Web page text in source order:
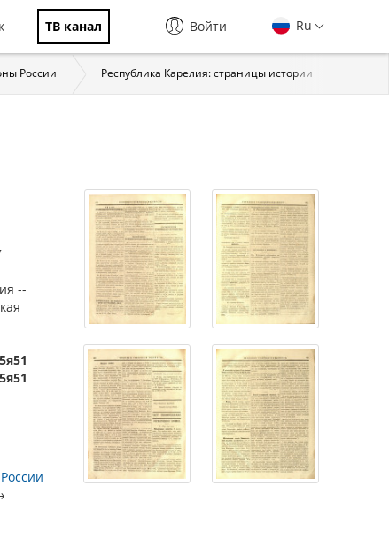
ТВ канал Ru
Войти
России Республика Карелия: страницы истории
--